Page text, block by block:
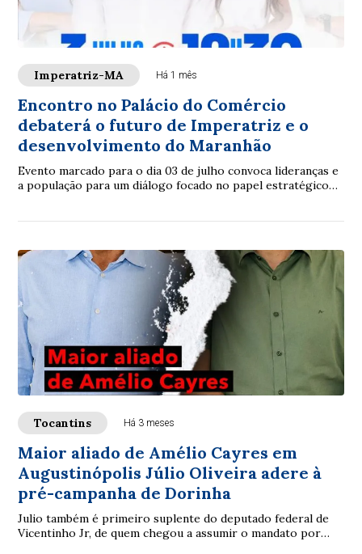
Imperatriz-MA Há 1 mês
Encontro no Palácio do Comércio
debaterá o futuro de Imperatriz e o
desenvolvimento do Maranhão
Evento marcado para o dia 03 de julho convoca lideranças e
a população para um diálogo focado no papel estratégico
Tocantins Há 3 meses
Maior aliado de Amélio Cayres em
Augustinópolis Júlio Oliveira adere à
pré-campanha de Dorinha
Julio também é primeiro suplente do deputado federal de
Vicentinho Jr, de quem chegou a assumir o mandato por